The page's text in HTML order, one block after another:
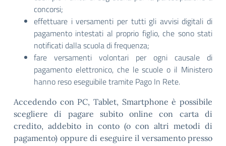
concorsi;
effettuare i versamenti per tutti gli avvisi digitali di
pagamento intestati al proprio figlio, che sono stati
notificati dalla scuola di frequenza;
fare versamenti volontari per ogni causale di
pagamento elettronico, che le scuole o il Ministero
hanno reso eseguibile tramite Pago In Rete.
Accedendo con PC, Tablet, Smartphone è possibile
scegliere di pagare subito online con carta di
credito, addebito in conto (o con altri metodi di
pagamento) oppure di eseguire il versamento presso